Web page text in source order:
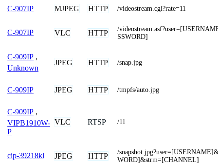
C-907IP MJPEG HTTP /videostream.cgi?rate=11
C-907IP VLC HTTP
/
SSWORD]
C-909IP ,
Unknown
JPEG HTTP /snap.jpg
C-909IP JPEG HTTP /tmpfs/auto.jpg
C-909IP ,
VIPB1910W-
P
VLC RTSP /11
cip-39218kl JPEG HTTP
/
WORD]&strm=[CHANNEL]